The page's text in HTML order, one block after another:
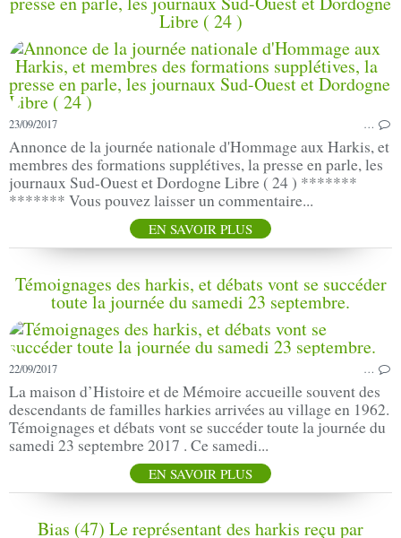
Libre ( 24 )
23/09/2017 …
Annonce de la journée nationale d'Hommage aux Harkis, et
membres des formations supplétives, la presse en parle, les
journaux Sud-Ouest et Dordogne Libre ( 24 ) *******
******* Vous pouvez laisser un commentaire...
EN SAVOIR PLUS
Témoignages des harkis, et débats vont se succéder
toute la journée du samedi 23 septembre.
22/09/2017 …
La maison d’Histoire et de Mémoire accueille souvent des
descendants de familles harkies arrivées au village en 1962.
Témoignages et débats vont se succéder toute la journée du
samedi 23 septembre 2017 . Ce samedi...
EN SAVOIR PLUS
Bias (47) Le représentant des harkis reçu par